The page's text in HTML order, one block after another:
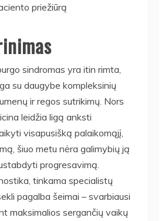
priežiūrą
sindromas yra itin rimta,
su daugybe kompleksinių
ir regos sutrikimų. Nors
leidžia ligą anksti
visapusišką palaikomąjį,
šiuo metu nėra galimybių ją
progresavimą.
tinkama specialistų
pagalba šeimai – svarbiausi
maksimalios sergančių vaikų